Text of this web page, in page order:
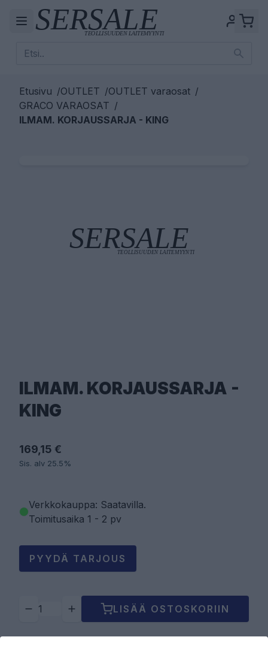
Etusivu /OUTLET /OUTLET varaosat /
GRACO VARAOSAT /
ILMAM. KORJAUSSARJA - KING
ILMAM. KORJAUSSARJA -
KING
169,15 €
Sis. alv 25.5%
Verkkokauppa: Saatavilla.
Toimitusaika 1 - 2 pv
PYYDÄ TARJOUS
LISÄÄ OSTOSKORIIN